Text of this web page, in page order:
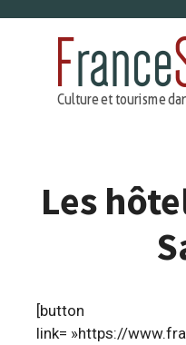
Les
[button
link= »https://